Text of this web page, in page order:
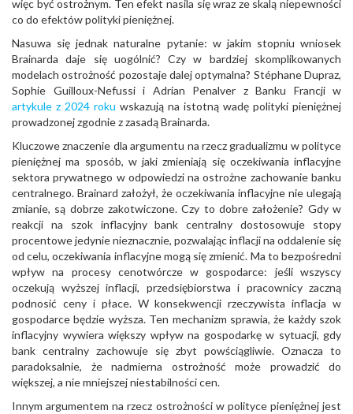
więc być ostrożnym. Ten efekt nasila się wraz ze skalą niepewności
co do efektów polityki pieniężnej.
Nasuwa się jednak naturalne pytanie: w jakim stopniu wniosek
Brainarda daje się uogólnić? Czy w bardziej skomplikowanych
modelach ostrożność pozostaje dalej optymalna? Stéphane Dupraz,
Sophie Guilloux-Nefussi i Adrian Penalver z Banku Francji w
artykule z 2024 roku wskazują na istotną wadę polityki pieniężnej
prowadzonej zgodnie z zasadą Brainarda.
Kluczowe znaczenie dla argumentu na rzecz gradualizmu w polityce
pieniężnej ma sposób, w jaki zmieniają się oczekiwania inflacyjne
sektora prywatnego w odpowiedzi na ostrożne zachowanie banku
centralnego. Brainard założył, że oczekiwania inflacyjne nie ulegają
zmianie, są dobrze zakotwiczone. Czy to dobre założenie? Gdy w
reakcji na szok inflacyjny bank centralny dostosowuje stopy
procentowe jedynie nieznacznie, pozwalając inflacji na oddalenie się
od celu, oczekiwania inflacyjne mogą się zmienić. Ma to bezpośredni
wpływ na procesy cenotwórcze w gospodarce: jeśli wszyscy
oczekują wyższej inflacji, przedsiębiorstwa i pracownicy zaczną
podnosić ceny i płace. W konsekwencji rzeczywista inflacja w
gospodarce będzie wyższa. Ten mechanizm sprawia, że każdy szok
inflacyjny wywiera większy wpływ na gospodarkę w sytuacji, gdy
bank centralny zachowuje się zbyt powściągliwie. Oznacza to
paradoksalnie, że nadmierna ostrożność może prowadzić do
większej, a nie mniejszej niestabilności cen.
Innym argumentem na rzecz ostrożności w polityce pieniężnej jest